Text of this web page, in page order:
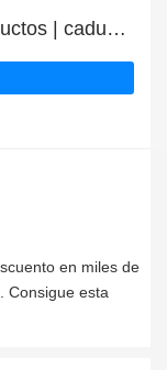
Ahorre hasta 8€ en miles de productos | caduca pronto
en miles de
Consigue esta